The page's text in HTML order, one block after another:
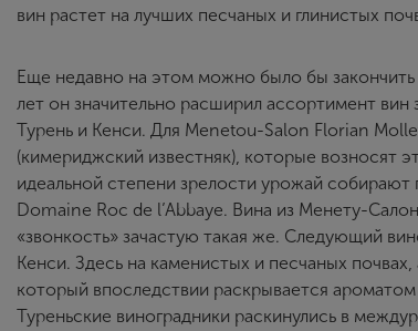
вин растет на лучших песчаных и глинистых
Еще недавно на этом можно было бы
лет он значительно расширил ассортимент вин
Турень и Кенси. Для Menetou-Salon Florian
(кимериджский известняк), которые возносят
идеальной степени зрелости урожай
Domaine Roc de l’Abbaye. Вина из Менету-
«звонкость» зачастую такая же. Следующий
Кенси. Здесь на каменистых и песчаных
который впоследствии раскрывается
Туреньские виноградники раскинулись в